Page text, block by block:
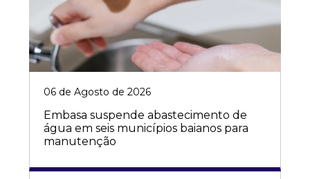
06 de Agosto de 2026
Embasa suspende abastecimento de
água em seis municípios baianos para
manutenção